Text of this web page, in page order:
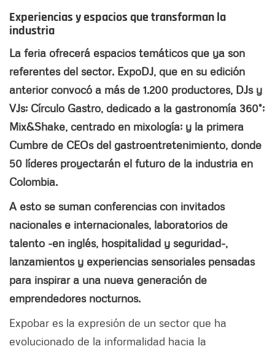
Experiencias y espacios que transforman la
industria
La feria ofrecerá espacios temáticos que ya son
referentes del sector. ExpoDJ, que en su edición
anterior convocó a más de 1.200 productores, DJs y
VJs; Círculo Gastro, dedicado a la gastronomía 360°;
Mix&Shake, centrado en mixología; y la primera
Cumbre de CEOs del gastroentretenimiento, donde
50 líderes proyectarán el futuro de la industria en
Colombia.
A esto se suman conferencias con invitados
nacionales e internacionales, laboratorios de
talento -en inglés, hospitalidad y seguridad-,
lanzamientos y experiencias sensoriales pensadas
para inspirar a una nueva generación de
emprendedores nocturnos.
Expobar es la expresión de un sector que ha
evolucionado de la informalidad hacia la